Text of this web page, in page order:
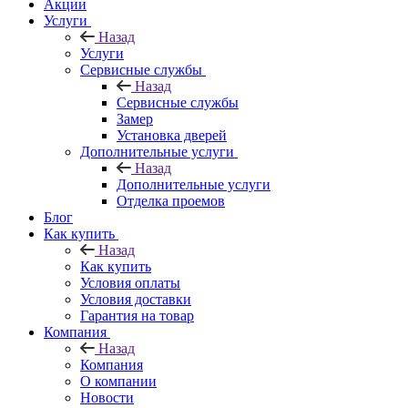
Акции
Услуги
Назад
Услуги
Сервисные службы
Назад
Сервисные службы
Замер
Установка дверей
Дополнительные услуги
Назад
Дополнительные услуги
Отделка проемов
Блог
Как купить
Назад
Как купить
Условия оплаты
Условия доставки
Гарантия на товар
Компания
Назад
Компания
О компании
Новости